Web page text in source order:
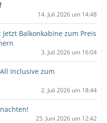
14. Juli 2026 um 14:48
Balkonkabine zum Preis
3. Juli 2026 um 16:04
Inclusive zum
2. Juli 2026 um 18:44
25. Juni 2026 um 12:42